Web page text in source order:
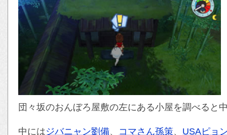
団々坂のおんぼろ屋敷の左にある小屋を調べると
中にはジバニャン劉備、 コマさん孫策、 USAピョ